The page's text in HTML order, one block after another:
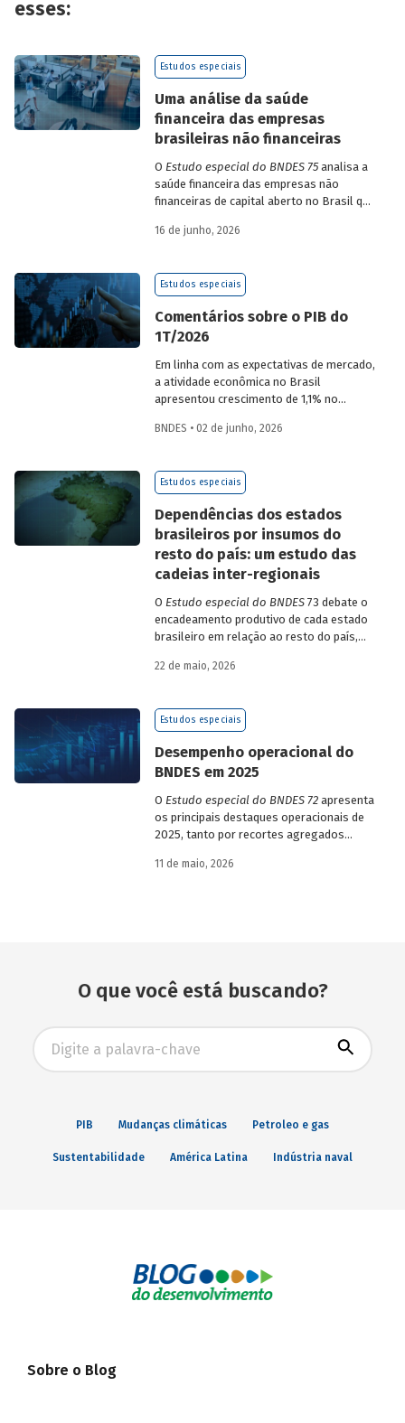
esses:
Estudos especiais
Uma análise da saúde
financeira das empresas
brasileiras não financeiras
O Estudo especial do BNDES 75analisa a
saúde financeira das empresas não
financeiras de capital aberto no Brasil que
valores. Para isso, parte de uma amostra
dimensões: lucratividade, solvência,
16 de junho, 2026
Estudos especiais
Comentários sobre o PIB do
1T/2026
Em linha com as expectativas de mercado,
a atividade econômica no Brasil
apresentou crescimento de 1,1% no
imediatamente anterior, na série ajustada
próximos meses no
BNDES • 02 de junho, 2026
Estudos especiais
Dependências dos estados
brasileiros por insumos do
resto do país: um estudo das
cadeias inter-regionais
O Estudo especial do BNDES73 debate o
encadeamento produtivo de cada estado
brasileiro em relação ao resto do país,
quanto o estímulo a um estado ou setor
metodologia de construção de matrizes
22 de maio, 2026
Estudos especiais
Desempenho operacional do
BNDES em 2025
O Estudo especial do BNDES 72 apresenta
os principais destaques operacionais de
2025, tanto por recortes agregados
específicas do Banco.
11 de maio, 2026
O que você está buscando?
Busca avançada
PIB Mudanças climáticas Petroleo e gas
Sustentabilidade América Latina Indústria naval
Sobre o Blog